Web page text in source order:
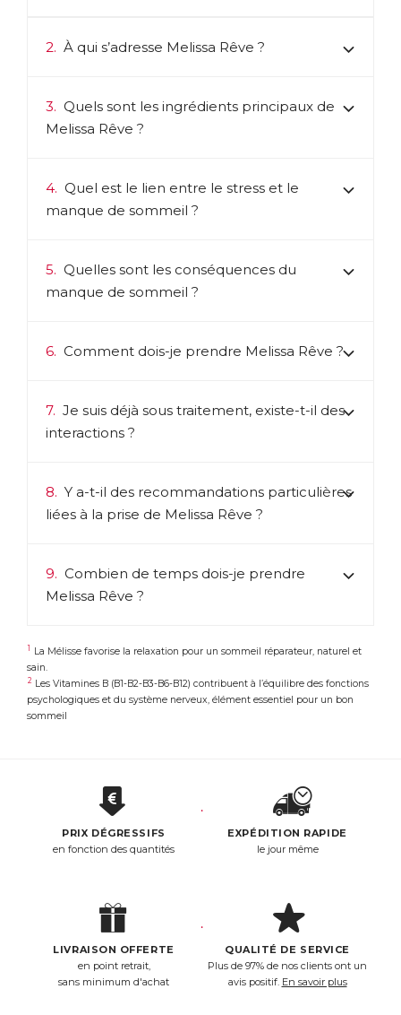
2. À qui s’adresse Melissa Rêve ?
3. Quels sont les ingrédients principaux de
Melissa Rêve ?
4. Quel est le lien entre le stress et le
manque de sommeil ?
5. Quelles sont les conséquences du
manque de sommeil ?
6. Comment dois-je prendre Melissa Rêve ?
7. Je suis déjà sous traitement, existe-t-il des
interactions ?
8. Y a-t-il des recommandations particulières
liées à la prise de Melissa Rêve ?
9. Combien de temps dois-je prendre
Melissa Rêve ?
1
La Mélisse favorise la relaxation pour un sommeil réparateur, naturel et
sain.
2 Les Vitamines B (B1-B2-B3-B6-B12) contribuent à l’équilibre des fonctions
psychologiques et du système nerveux, élément essentiel pour un bon
sommeil
PRIX DÉGRESSIFS
en fonction des quantités
EXPÉDITION RAPIDE
le jour même
LIVRAISON OFFERTE
en point retrait,
sans minimum d'achat
QUALITÉ DE SERVICE
Plus de 97% de nos clients ont un
avis positif. En savoir plus